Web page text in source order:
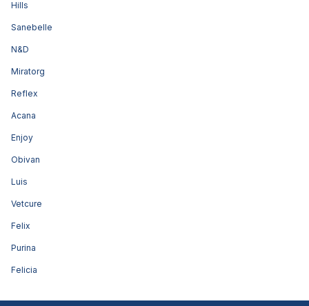
Hills
Sanebelle
N&D
Miratorg
Reflex
Acana
Enjoy
Obivan
Luis
Vetcure
Felix
Purina
Felicia